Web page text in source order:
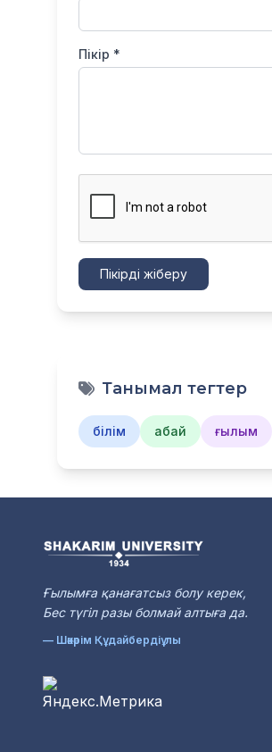
Пікір *
Пікірді жіберу
Танымал тегтер
білім абай ғылым
Ғылымға қанағатсыз болу керек,
Бес түгiл разы болмай алтыға да.
— Шәкәрім Құдайбердіұлы